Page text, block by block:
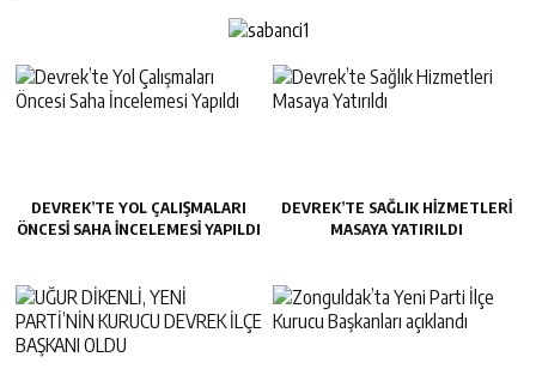
DEVREK’TE YOL ÇALIŞMALARI
ÖNCESI SAHA İNCELEMESI YAPILDI
DEVREK’TE SAĞLIK HIZMETLERI
MASAYA YATIRILDI